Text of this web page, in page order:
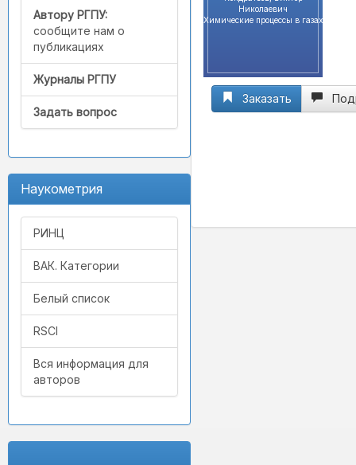
Автору РГПУ:
сообщите нам о
публикациях
Журналы РГПУ
Задать вопрос
Наукометрия
РИНЦ
ВАК. Категории
Белый список
RSCI
Вся информация для
авторов
Николаевич
Химические процессы в газах
Заказать